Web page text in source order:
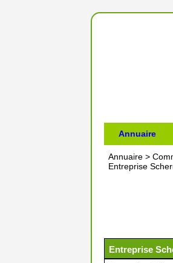
Annuaire
Annuaire >
Entreprise
Entreprise